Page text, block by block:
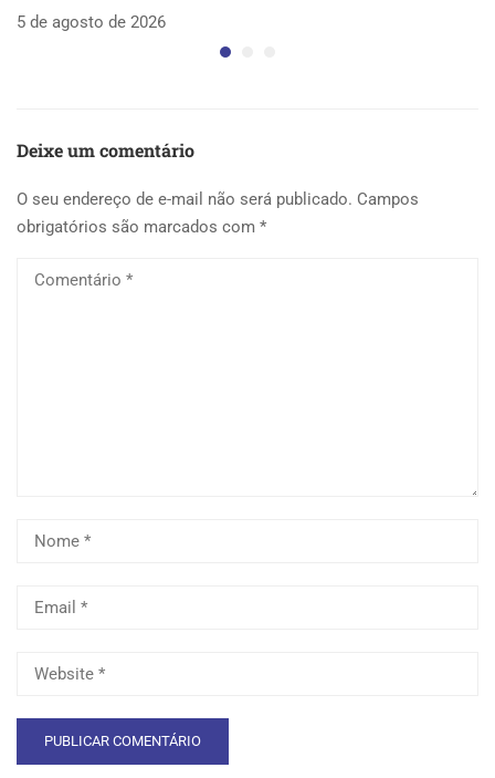
5 de agosto de 2026
Deixe um comentário
O seu endereço de e-mail não será publicado. Campos
obrigatórios são marcados com *